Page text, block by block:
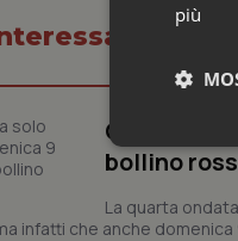
in
Caldo,
bollino
La quarta
infatti che anche
più